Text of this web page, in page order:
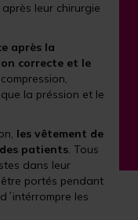
leur chirurgie
après la
correcte et le
la préssion et le
les vêtement de
patients. Tous
dans leur
portés pendant
les